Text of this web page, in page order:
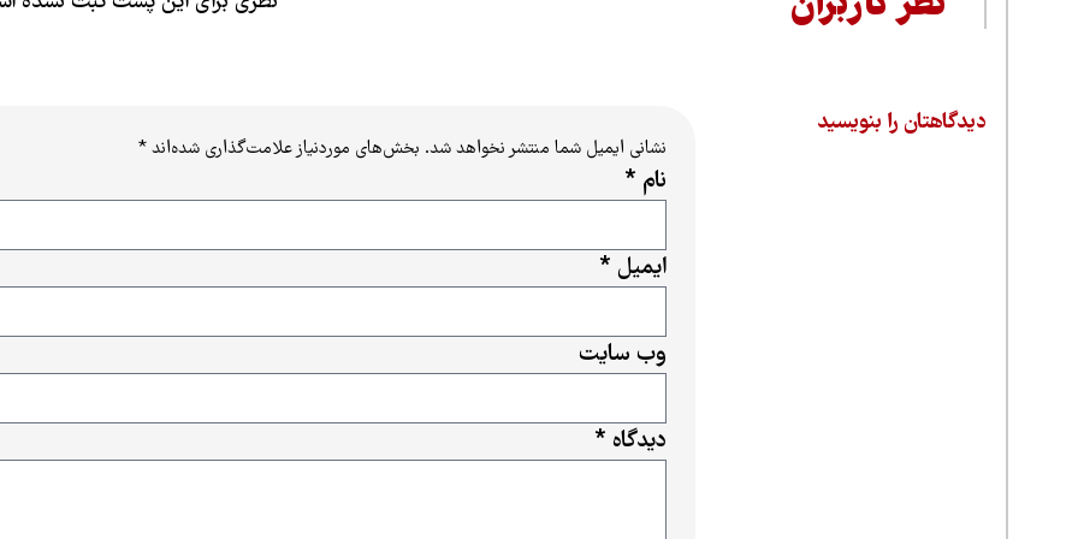
دیدگاهتان را بنویسید
نشانی ایمیل شما منتشر نخواهد شد. بخش‌های موردنیاز علامت‌گذاری شده‌اند*
دیدگاه *
نام *
ایمیل *
وب‌ سایت